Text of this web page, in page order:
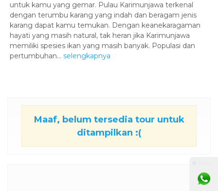
untuk kamu yang gemar. Pulau Karimunjawa terkenal
dengan terumbu karang yang indah dan beragam jenis
karang dapat kamu temukan. Dengan keanekaragaman
hayati yang masih natural, tak heran jika Karimunjawa
memiliki spesies ikan yang masih banyak. Populasi dan
pertumbuhan... selengkapnya
Maaf, belum tersedia tour untuk
ditampilkan :(